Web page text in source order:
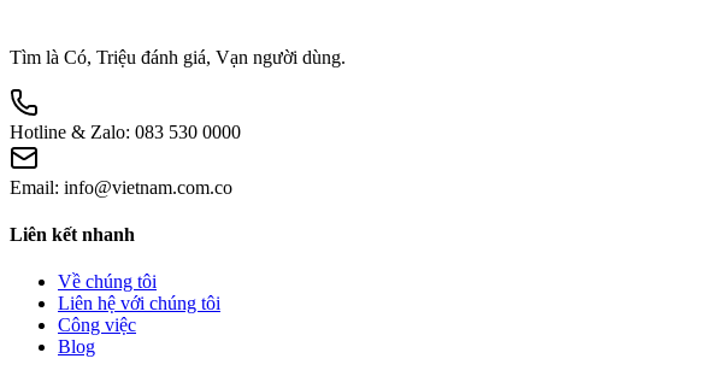
Tìm là Có, Triệu đánh giá, Vạn người dùng.
Hotline & Zalo: 083 530 0000
Email: info@vietnam.com.co
Liên kết nhanh
Về chúng tôi
Liên hệ với chúng tôi
Công việc
Blog